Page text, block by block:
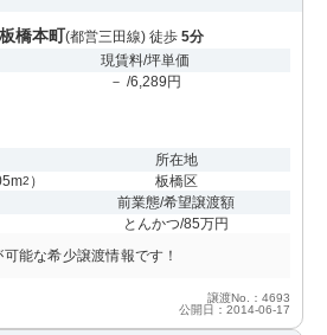
板橋本町(都営三田線) 徒歩 5分
現賃料/坪単価
－ /6,289円
2 ）
所在地
板橋区
前業態/希望譲渡額
とんかつ/85万円
能な希少譲渡情報です！
譲渡No.：4693
公開日：2014-06-17